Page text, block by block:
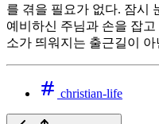
를 겪을 필요가 없다. 잠시
예비하신 주님과 손을 잡고
소가 띄워지는 출근길이 아
christian-life